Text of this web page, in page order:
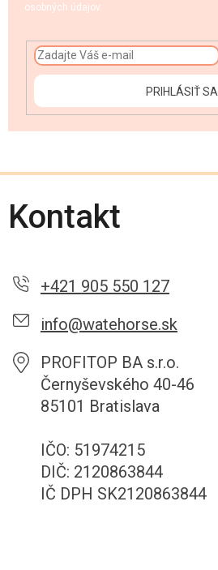
osobných údajov.
PRIHLÁSIŤ SA
Kontakt
+421 905 550 127
info@watehorse.sk
PROFITOP BA s.r.o.
Černyševského 40-46
85101 Bratislava
IČO: 51974215
DIČ: 2120863844
IČ DPH SK2120863844